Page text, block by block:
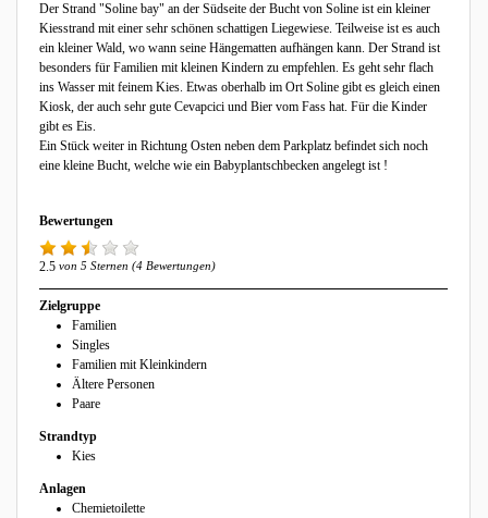
Der Strand "Soline bay" an der Südseite der Bucht von Soline ist ein kleiner
Kiesstrand mit einer sehr schönen schattigen Liegewiese. Teilweise ist es auch
ein kleiner Wald, wo wann seine Hängematten aufhängen kann. Der Strand ist
besonders für Familien mit kleinen Kindern zu empfehlen. Es geht sehr flach
ins Wasser mit feinem Kies. Etwas oberhalb im Ort Soline gibt es gleich einen
Kiosk, der auch sehr gute Cevapcici und Bier vom Fass hat. Für die Kinder
gibt es Eis.
Ein Stück weiter in Richtung Osten neben dem Parkplatz befindet sich noch
eine kleine Bucht, welche wie ein Babyplantschbecken angelegt ist !
Bewertungen
2.5 von 5 Sternen (4 Bewertungen)
Zielgruppe
Familien
Singles
Familien mit Kleinkindern
Ältere Personen
Paare
Strandtyp
Kies
Anlagen
Chemietoilette